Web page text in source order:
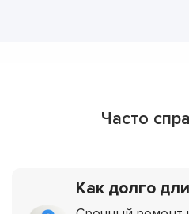
Часто
Как долго